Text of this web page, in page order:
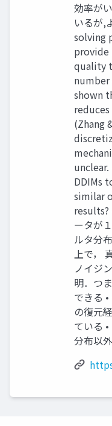
効率が
いるが,
solving
provide
quality
number
shown
(Zhang
DDIMs
similar
results?
ータが
ルタ分
上で，
ノイジ
明．つ
できる
の復元
ている
分布以